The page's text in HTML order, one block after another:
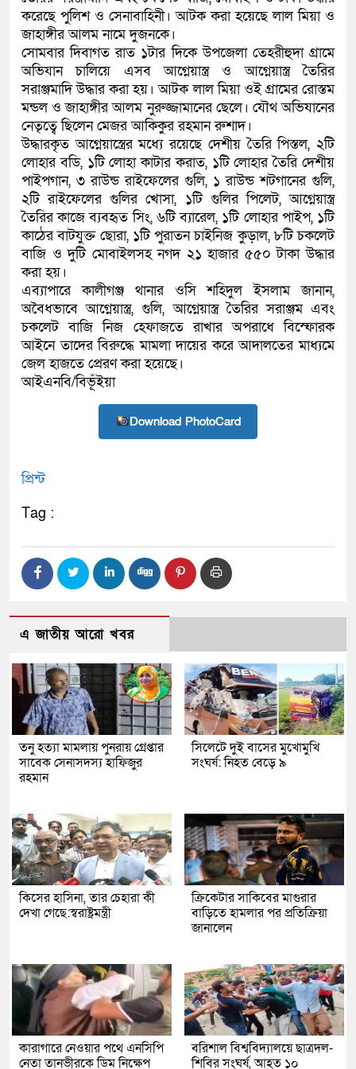
কলিমউল্লাহকে (ভিডিও)
করেছে পুলিশ ও সেনাবাহিনী। আটক করা হয়েছে লাল মিয়া ও
জাহাঙ্গীর আলম নামে দুজনকে।
সোমবার দিবাগত রাত ১টার দিকে উপজেলা তেহরীহুদা গ্রামে
অভিযান চালিয়ে এসব আগ্নেয়াস্ত্র ও আগ্নেয়াস্ত্র তৈরির
সরাঞ্জমাদি উদ্ধার করা হয়। আটক লাল মিয়া ওই গ্রামের রোস্তম
মন্ডল ও জাহাঙ্গীর আলম নুরুজ্জামানের ছেলে। যৌথ অভিযানের
নেতৃত্বে ছিলেন মেজর আকিকুর রহমান রুশাদ।
উদ্ধারকৃত আগ্নেয়াস্ত্রের মধ্যে রয়েছে দেশীয় তৈরি পিস্তল, ২টি
লোহার বডি, ১টি লোহা কাটার করাত, ১টি লোহার তৈরি দেশীয়
পাইপগান, ৩ রাউন্ড রাইফেলের গুলি, ১ রাউন্ড শটগানের গুলি,
২টি রাইফেলের গুলির খোসা, ১টি গুলির পিলেট, আগ্নেয়াস্ত্র
তৈরির কাজে ব্যবহৃত সিং, ৬টি ব্যারেল, ১টি লোহার পাইপ, ১টি
কাঠের বাটযুক্ত ছোরা, ১টি পুরাতন চাইনিজ কুড়াল, ৮টি চকলেট
বাজি ও দুটি মোবাইলসহ নগদ ২১ হাজার ৫৫০ টাকা উদ্ধার
করা হয়।
এব্যাপারে কালীগঞ্জ থানার ওসি শহিদুল ইসলাম জানান,
অবৈধভাবে আগ্নেয়াস্ত্র, গুলি, আগ্নেয়াস্ত্র তৈরির সরাঞ্জম এবং
চকলেট বাজি নিজ হেফাজতে রাখার অপরাধে বিস্ফোরক
আইনে তাদের বিরুদ্ধে মামলা দায়ের করে আদালতের মাধ্যমে
জেল হাজতে প্রেরণ করা হয়েছে।
আইএনবি/বিভূঁইয়া
Download PhotoCard
প্রিন্ট
Tag :
এ জাতীয় আরো খবর
তনু হত্যা মামলায় পুনরায় গ্রেপ্তার
সাবেক সেনাসদস্য হাফিজুর
রহমান
সিলেটে দুই বাসের মুখোমুখি
সংঘর্ষ: নিহত বেড়ে ৯
কিসের হাসিনা, তার চেহারা কী
দেখা গেছে:স্বরাষ্ট্রমন্ত্রী
ক্রিকেটার সাকিবের মাগুরার
বাড়িতে হামলার পর প্রতিক্রিয়া
জানালেন
কারাগারে নেওয়ার পথে এনসিপি
নেতা তানভীরকে ডিম নিক্ষেপ
বরিশাল বিশ্ববিদ্যালয়ে ছাত্রদল-
শিবির সংঘর্ষ, আহত ১০